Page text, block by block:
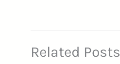
Related Posts